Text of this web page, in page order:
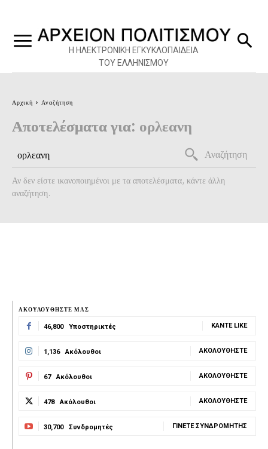
Η ΗΛΕΚΤΡΟΝΙΚΗ ΕΓΚΥΚΛΟΠΑΙΔΕΙΑ
ΤΟΥ ΕΛΛΗΝΙΣΜΟΥ
Αρχική Αναζήτηση
Αποτελέσματα για: ορλεανη
Αναζήτηση
Αν δεν είστε ικανοποιημένοι με τα αποτελέσματα, κάντε άλλη
αναζήτηση.
ΑΚΟΥΛΟΥΘΗΣΤΕ ΜΑΣ
46,800 Υποστηρικτές ΚΆΝΤΕ LIKE
1,136 Ακόλουθοι ΑΚΟΛΟΥΘΉΣΤΕ
67 Ακόλουθοι ΑΚΟΛΟΥΘΉΣΤΕ
478 Ακόλουθοι ΑΚΟΛΟΥΘΉΣΤΕ
30,700 Συνδρομητές ΓΊΝΕΤΕ ΣΥΝΔΡΟΜΗΤΉΣ